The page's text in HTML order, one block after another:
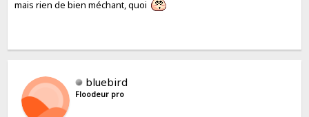
mais rien de bien méchant, quoi
bluebird
Floodeur pro